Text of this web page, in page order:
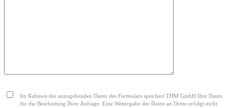
Im Rahmen der anzugebenden Daten des Formulars speichert THM GmbH Ihre Daten
für die Bearbeitung Ihrer Anfrage. Eine Weitergabe der Daten an Dritte erfolgt nicht.